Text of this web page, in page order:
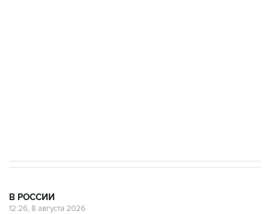
В РОССИИ
12:26, 8 августа 2026